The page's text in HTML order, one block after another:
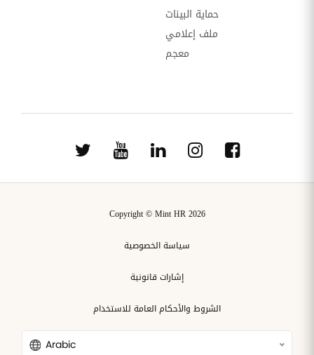
حماية البينات
ملف إعلامي
معجم
Copyright © Mint HR 2026
سياسة الخصوصية
إشارات قانونية
الشروط والأحكام العامة للاستخدام
Arabic